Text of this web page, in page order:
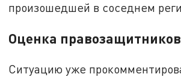
произошедшей в соседнем
Оценка правозащитников
Ситуацию уже